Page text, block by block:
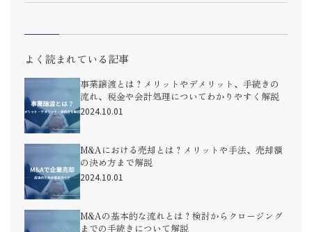
よく読まれている記事
事業譲渡とは？メリットやデメリット、手続きの
流れ、税金や会計処理についてわかりやすく解説
2024.10.01
M&Aにおける売却とは？メリットや手法、売却額
の決め方まで解説
2024.10.01
M&Aの基本的な流れとは？検討からクロージング
までの手続きについて解説